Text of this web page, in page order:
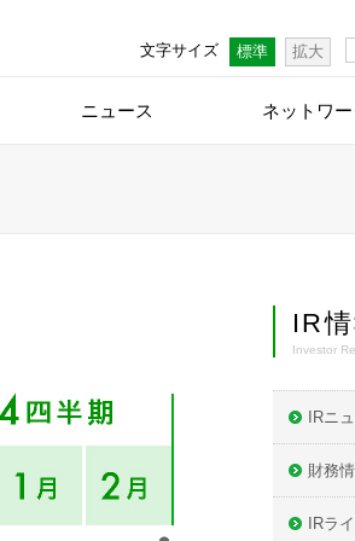
文字サイズ
標準 拡大
ニュース ネットワー
IR
Investor
IRニ
財務
IRラ